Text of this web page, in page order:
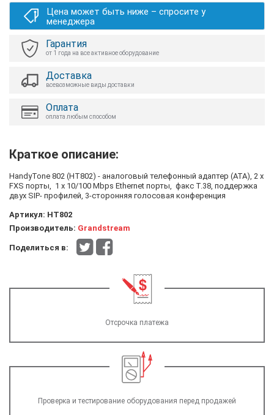
Цена может быть ниже – спросите у
менеджера
Гарантия
от 1 года на все активное оборудование
Доставка
всевозможные виды доставки
Оплата
оплата любым способом
Краткое описание:
HandyTone 802 (HT802) - аналоговый телефонный адаптер (АТА), 2 х
FXS порты, 1 х 10/100 Mbps Ethernet порты, факс T.38, поддержка
двух SIP- профилей, 3-сторонняя голосовая конференция
Артикул: HT802
Производитель: Grandstream
Поделиться в:
Отсрочка платежа
Проверка и тестирование оборудования перед продажей